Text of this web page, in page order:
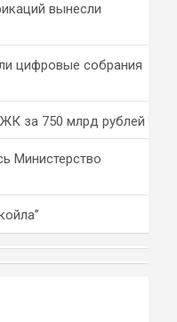
вынесли
цифровые собрания
за 750 млрд рублей
Министерство